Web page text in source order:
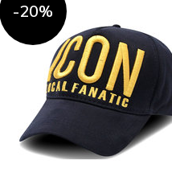
-20%